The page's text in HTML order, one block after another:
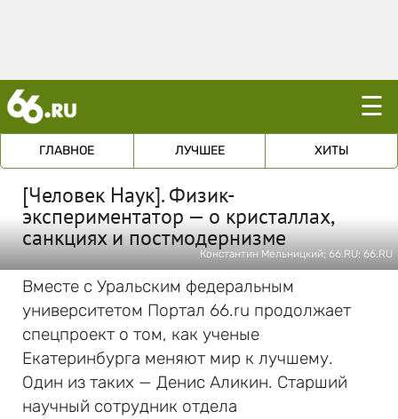
☰
ГЛАВНОЕ ЛУЧШЕЕ ХИТЫ
[Человек Наук]. Физик-
экспериментатор — о кристаллах,
санкциях и постмодернизме
Константин Мельницкий; 66.RU; 66.RU
Вместе с Уральским федеральным
университетом Портал 66.ru продолжает
спецпроект о том, как ученые
Екатеринбурга меняют мир к лучшему.
Один из таких — Денис Аликин. Старший
научный сотрудник отдела